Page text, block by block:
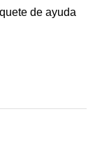
de ayuda